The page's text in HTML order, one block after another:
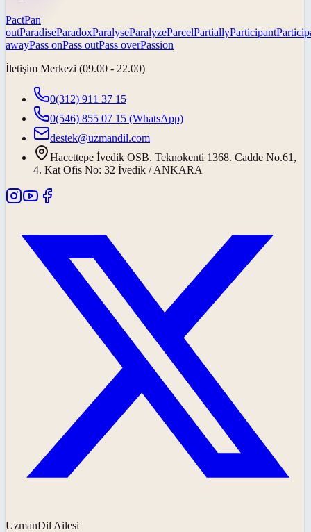
PactPan
outParadiseParadoxParalyseParalyzeParcelPartiallyParticipant
awayPass onPass outPass overPassion
İletişim Merkezi (09.00 - 22.00)
0(312) 911 37 15
0(546) 855 07 15 (WhatsApp)
destek@uzmandil.com
Hacettepe İvedik OSB. Teknokenti 1368. Cadde No.61,
4. Kat Ofis No: 32 İvedik / ANKARA
UzmanDil Ailesi